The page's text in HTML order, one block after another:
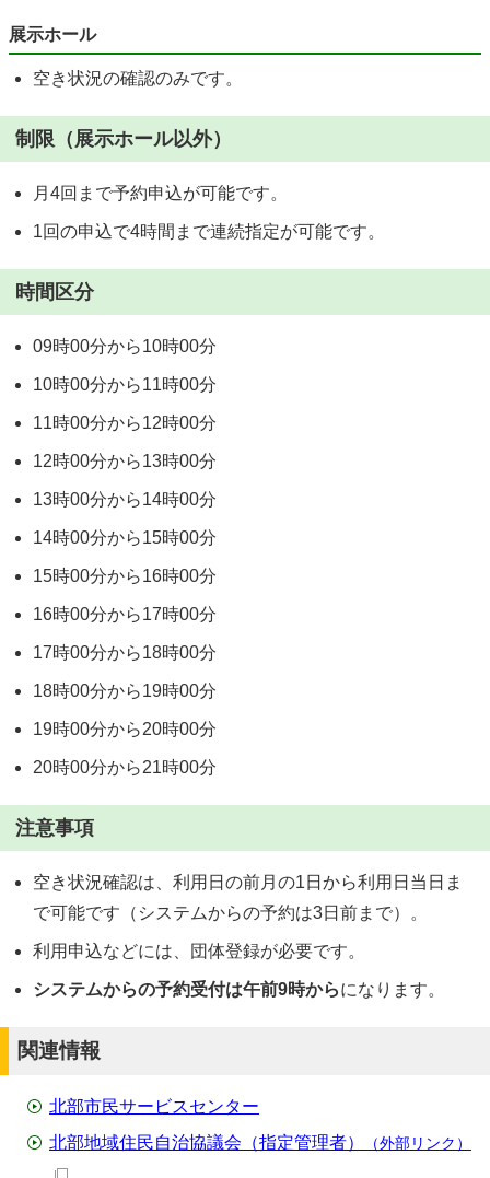
展示ホール
空き状況の確認のみです。
制限（展示ホール以外）
月4回まで予約申込が可能です。
1回の申込で4時間まで連続指定が可能です。
時間区分
09時00分から10時00分
10時00分から11時00分
11時00分から12時00分
12時00分から13時00分
13時00分から14時00分
14時00分から15時00分
15時00分から16時00分
16時00分から17時00分
17時00分から18時00分
18時00分から19時00分
19時00分から20時00分
20時00分から21時00分
注意事項
空き状況確認は、利用日の前月の1日から利用日当日ま
で可能です（システムからの予約は3日前まで）。
利用申込などには、団体登録が必要です。
システムからの予約受付は午前9時からになります。
関連情報
北部市民サービスセンター
北部地域住民自治協議会（指定管理者）
（外部リンク）